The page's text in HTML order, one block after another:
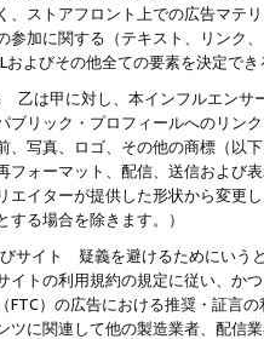
、ストアフロント上での広告マテ
参加に関する（テキスト、リンク
およびその他全ての要素を決定で
乙は甲に対し、本インフルエンサ
ブリック・プロフィールへのリン
、写真、ロゴ、その他の商標（以
フォーマット、配信、送信および
エイターが提供した形状から変更
る場合を除きます。）
サイト 疑義を避けるためにいう
イトの利用規約の規定に従い、か
FTC）の広告における推奨・証言
ツに関連して他の製造業者、配信